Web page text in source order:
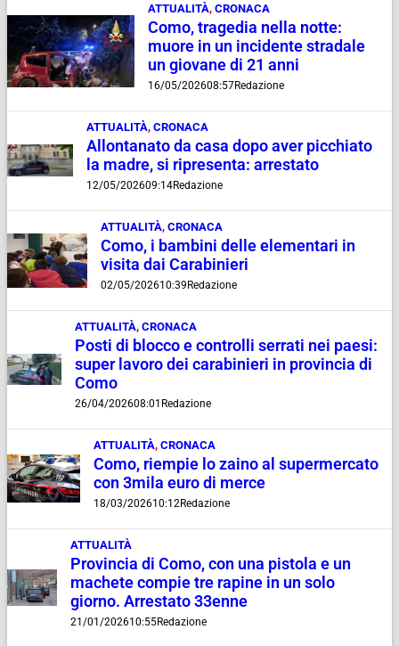
ATTUALITÀ, CRONACA
Como, tragedia nella notte:
muore in un incidente stradale
un giovane di 21 anni
16/05/202608:57Redazione
ATTUALITÀ, CRONACA
Allontanato da casa dopo aver picchiato
la madre, si ripresenta: arrestato
12/05/202609:14Redazione
ATTUALITÀ,CRONACA
Como, i bambini delle elementari in
visita dai Carabinieri
02/05/202610:39Redazione
ATTUALITÀ,CRONACA
Posti di blocco e controlli serrati nei paesi:
super lavoro dei carabinieri in provincia di
Como
26/04/202608:01 Redazione
ATTUALITÀ, CRONACA
Como, riempie lo zaino al supermercato
con 3mila euro di merce
18/03/202610:12Redazione
ATTUALITÀ
Provincia di Como, con una pistola e un
machete compie tre rapine in un solo
giorno. Arrestato 33enne
21/01/202610:55Redazione